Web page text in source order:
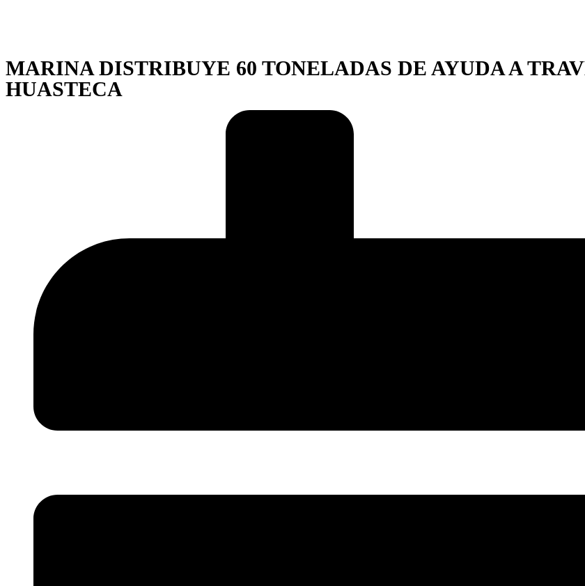
MARINA DISTRIBUYE 60 TONELADAS DE AYUDA A
HUASTECA